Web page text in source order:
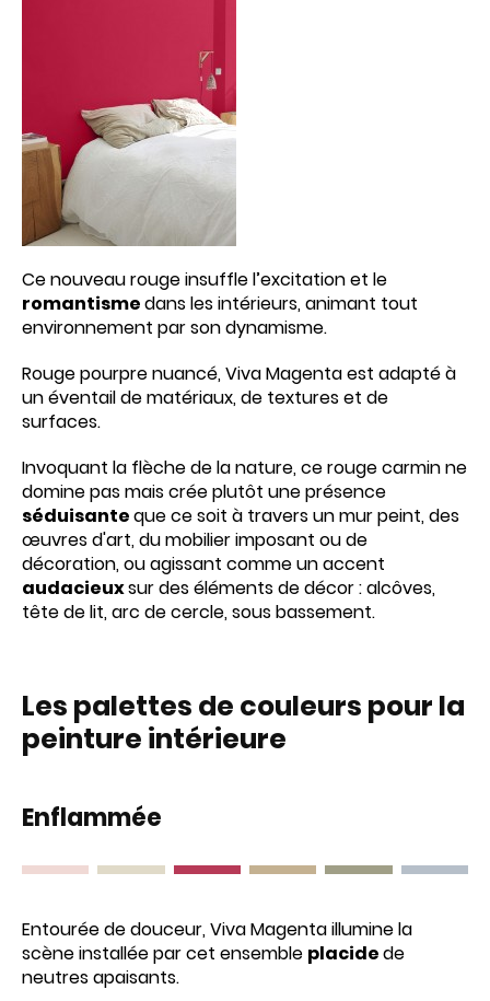
Ce nouveau rouge insuffle l’excitation et le
romantismedans les intérieurs, animant tout
environnement par son dynamisme.
Rouge pourpre nuancé, Viva Magenta est adapté à
un éventail de matériaux, de textures et de
surfaces.
Invoquant la flèche de la nature, ce rouge carmin ne
domine pas mais crée plutôt une présence
séduisanteque ce soit à travers un mur peint, des
œuvres d'art, du mobilier imposant ou de
décoration, ou agissant comme un accent
audacieuxsur des éléments de décor : alcôves,
tête de lit, arc de cercle, sous bassement.
Les palettes de couleurs pour la
peinture intérieure
Enflammée
Entourée de douceur, Viva Magenta illumine la
scène installée par cet ensemble placidede
neutres apaisants.